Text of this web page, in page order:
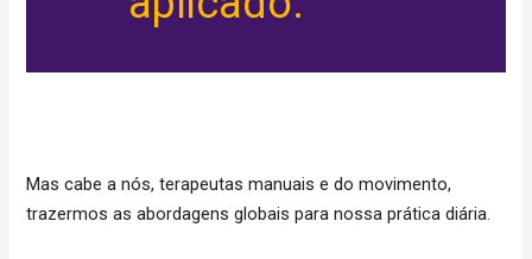
Mas cabe a nós, terapeutas manuais e do movimento,
trazermos as abordagens globais para nossa prática diária.